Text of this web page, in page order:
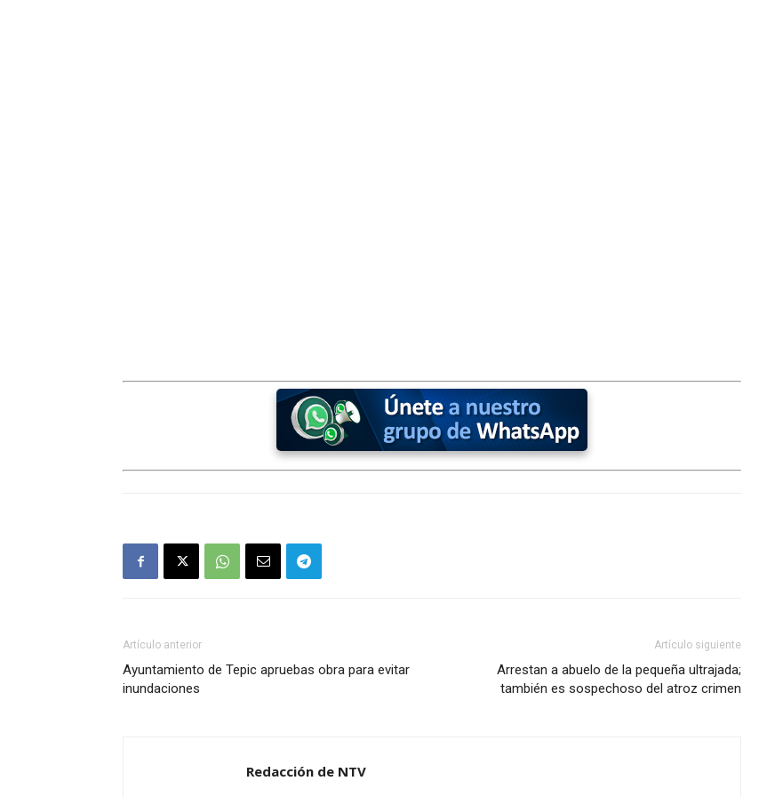
Artículo anterior
Ayuntamiento de Tepic apruebas obra para evitar
inundaciones
Artículo siguiente
Arrestan a abuelo de la pequeña ultrajada;
también es sospechoso del atroz crimen
Redacción de NTV